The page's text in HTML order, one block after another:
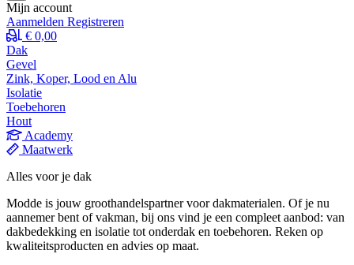
Mijn account
Aanmelden Registreren
€ 0,00
Dak
Gevel
Zink, Koper, Lood en Alu
Isolatie
Toebehoren
Hout
Academy
Maatwerk
Alles voor je dak
Modde is jouw groothandelspartner voor dakmaterialen. Of je nu
aannemer bent of vakman, bij ons vind je een compleet aanbod: van
dakbedekking en isolatie tot onderdak en toebehoren. Reken op
kwaliteitsproducten en advies op maat.